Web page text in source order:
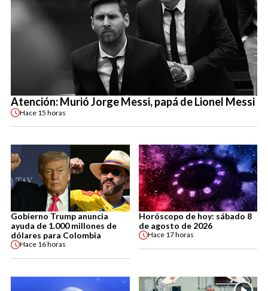
Atención: Murió Jorge Messi, papá de Lionel Messi
Hace 15 horas
Gobierno Trump anuncia
ayuda de 1.000 millones de
dólares para Colombia
Hace 16 horas
Horóscopo de hoy: sábado 8
de agosto de 2026
Hace 17 horas